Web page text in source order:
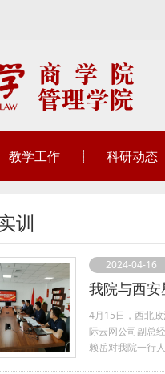
教学工作 科研动态
训
2024-04-16
我院与西
4月15日，西北
际云网公司副总
赖岳对我院一行